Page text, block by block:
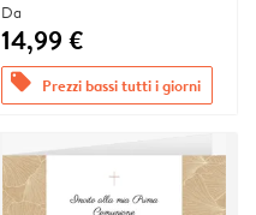
Da
14,99 €
offers Prezzi bassi tutti i giorni